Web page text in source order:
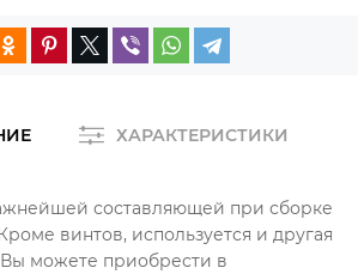
ХАРАКТЕРИСТИКИ
составляющей при сборке
винтов, используется и другая
Вы можете приобрести в